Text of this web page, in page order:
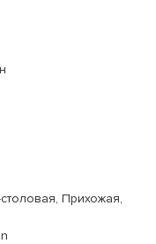
столовая, Прихожая,